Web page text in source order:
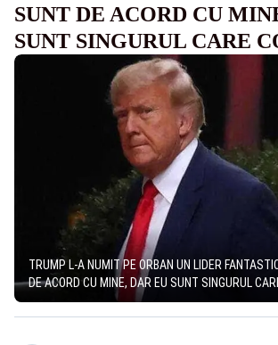
SUNT DE ACORD CU
SUNT SINGURUL CARE
TRUMP L-A NUMIT PE ORBAN UN LIDER
DE ACORD CU MINE, DAR EU SUNT SINGURUL